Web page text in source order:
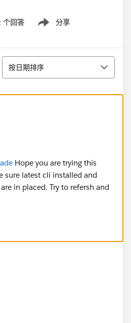
个回答 分享
Show menu
排序
按日期排序
Hope you are trying this
sure latest cli installed and
in placed. Try to refersh and